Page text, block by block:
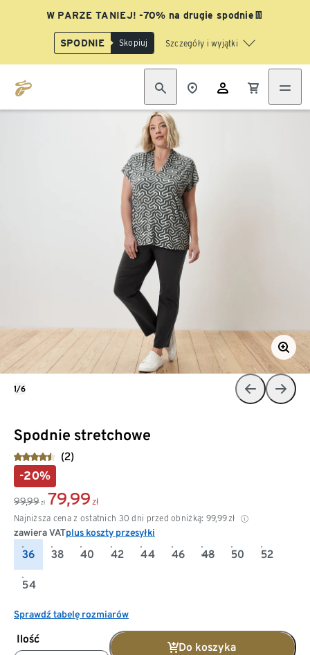
W PARZE TANIEJ! -70% na drugie spodnie👖
SPODNIE Skopiuj Szczegóły i wyjątki
Spodnie stretchowe
(2)
-20%
99,99 zł 79,99 zł
Najniższa cena z ostatnich 30 dni przed obniżką: 99,99zł
zawiera VATplus koszty przesyłki
36 38 40 42 44 46 48 50 52
54
Sprawdź tabelę rozmiarów
Ilość
Do koszyka
1/6